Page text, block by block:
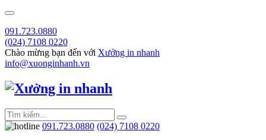
091.723.0880
(024) 7108 0220
Chào mừng bạn đến với Xưởng in nhanh
info@xuonginhanh.vn
091.723.0880 (024) 7108 0220